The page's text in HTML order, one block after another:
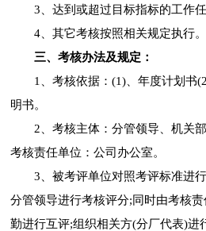
3、达到或超过目标指标的工作
4、其它考核按照相关规定执行。
三、考核办法及规定：
1、考核依据：(1)、年度计划书
明书。
2、考核主体：分管领导、机关
考核责任单位：公司办公室。
3、被考评单位对照考评标准进
分管领导进行考核评分;同时由考核
勤进行互评;组织相关方(分厂代表)进